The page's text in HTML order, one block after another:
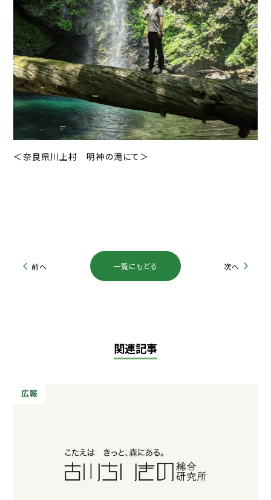
＜奈良県川上村 明神の滝にて＞
前へ 一覧にもどる 次へ
関連記事
広報